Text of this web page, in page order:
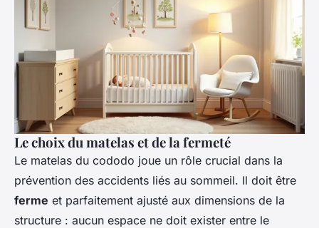
Le choix du matelas et de la fermeté
Le matelas du cododo joue un rôle crucial dans la
prévention des accidents liés au sommeil. Il doit être
ferme et parfaitement ajusté aux dimensions de la
structure : aucun espace ne doit exister entre le